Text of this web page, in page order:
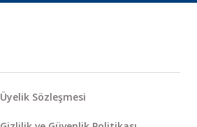
Üyelik Sözleşmesi